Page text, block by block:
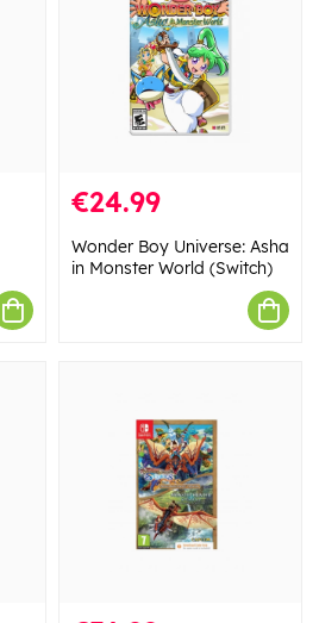
€24.99
Wonder Boy Universe: Asha
in Monster World (Switch)